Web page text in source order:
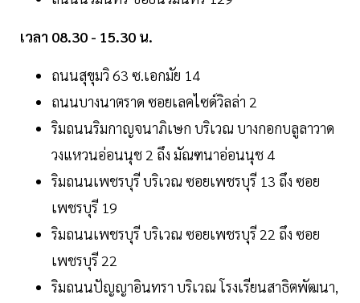
เวลา 08.30 - 15.30 น.
ถนนสุขุมวิ 63 ซ.เอกมัย 14
ถนนบางนาตราด ซอยเลคไซด์วิลล่า 2
ริมถนนริมกาญจนาภิเษก บริเวณ บางกอกบลูลาวาด
วงแหวนอ่อนนุช 2 ถึง มัณฑนาอ่อนนุช 4
ริมถนนเพชรบุรี บริเวณ ซอยเพชรบุรี 13 ถึง ซอย
เพชรบุรี 19
ริมถนนเพชรบุรี บริเวณ ซอยเพชรบุรี 22 ถึง ซอย
เพชรบุรี 22
ริมถนนปัญญาอินทรา บริเวณ โรงเรียนสาธิตพัฒนา,